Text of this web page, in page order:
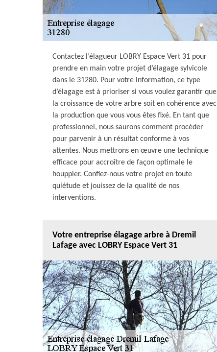
Contactez l’élagueur LOBRY Espace Vert 31 pour
prendre en main votre projet d’élagage sylvicole
dans le 31280. Pour votre information, ce type
d’élagage est à prioriser si vous voulez garantir que
la croissance de votre arbre soit en cohérence avec
la production que vous vous êtes fixé. En tant que
professionnel, nous saurons comment procéder
pour parvenir à un résultat conforme à vos
attentes. Nous mettrons en œuvre une technique
efficace pour accroître de façon optimale le
houppier. Confiez-nous votre projet en toute
quiétude et jouissez de la qualité de nos
interventions.
Votre entreprise élagage arbre à Dremil
Lafage avec LOBRY Espace Vert 31